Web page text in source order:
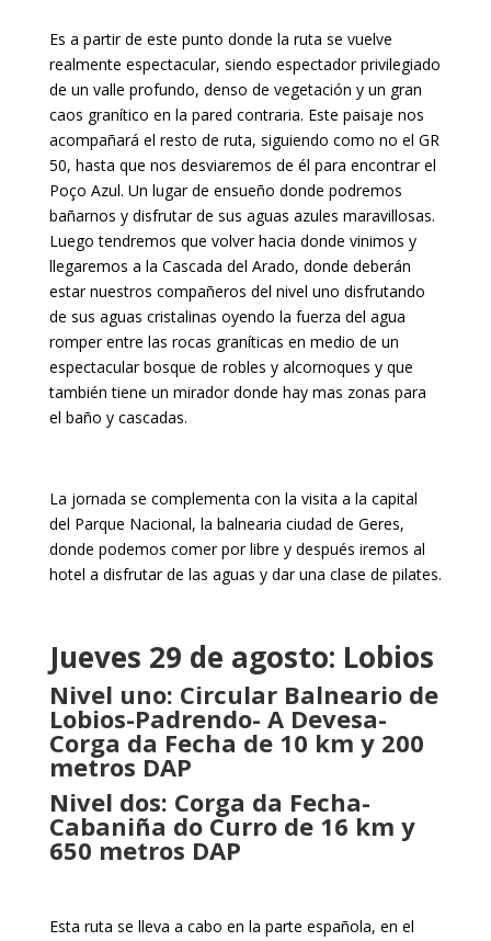
Es a partir de este punto donde la ruta se vuelve
realmente espectacular, siendo espectador privilegiado
de un valle profundo, denso de vegetación y un gran
caos granítico en la pared contraria. Este paisaje nos
acompañará el resto de ruta, siguiendo como no el GR
50, hasta que nos desviaremos de él para encontrar el
Poço Azul. Un lugar de ensueño donde podremos
bañarnos y disfrutar de sus aguas azules maravillosas.
Luego tendremos que volver hacia donde vinimos y
llegaremos a la Cascada del Arado, donde deberán
estar nuestros compañeros del nivel uno disfrutando
de sus aguas cristalinas oyendo la fuerza del agua
romper entre las rocas graníticas en medio de un
espectacular bosque de robles y alcornoques y que
también tiene un mirador donde hay mas zonas para
el baño y cascadas.
La jornada se complementa con la visita a la capital
del Parque Nacional, la balnearia ciudad de Geres,
donde podemos comer por libre y después iremos al
hotel a disfrutar de las aguas y dar una clase de pilates.
Jueves 29 de agosto: Lobios
Nivel uno: Circular Balneario de
Lobios-Padrendo- A Devesa-
Corga da Fecha de 10 km y 200
metros DAP
Nivel dos: Corga da Fecha-
Cabaniña do Curro de 16 km y
650 metros DAP
Esta ruta se lleva a cabo en la parte española, en el